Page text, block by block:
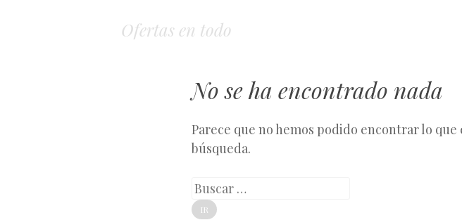
Ofertas en todo
No se ha encontrado nada
Parece que no hemos podido encontrar lo
búsqueda.
Buscar